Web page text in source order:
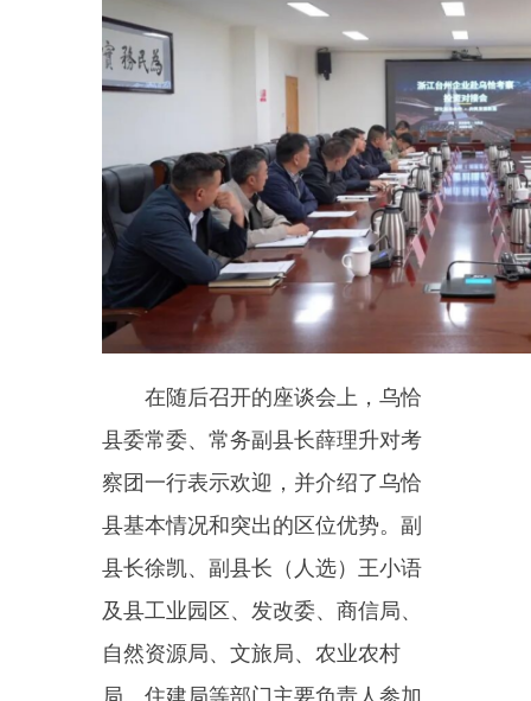
在随后召开的座谈会上，乌恰
县委常委、常务副县长薛理升对考
察团一行表示欢迎，并介绍了乌恰
县基本情况和突出的区位优势。副
县长徐凯、副县长（人选）王小语
及县工业园区、发改委、商信局、
自然资源局、文旅局、农业农村
薛理升说，乌恰县地处祖国最
西端，是古丝绸之路重要节点